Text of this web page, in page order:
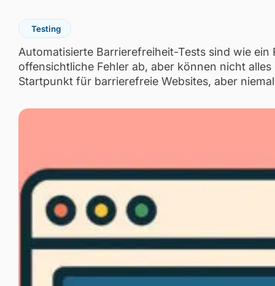
Testing
Automatisierte Barrierefreiheit-Tests sind wie
offensichtliche Fehler ab, aber können nicht
Startpunkt für barrierefreie Websites, aber